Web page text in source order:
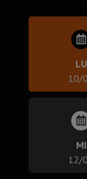
LU
10/
MI
12/